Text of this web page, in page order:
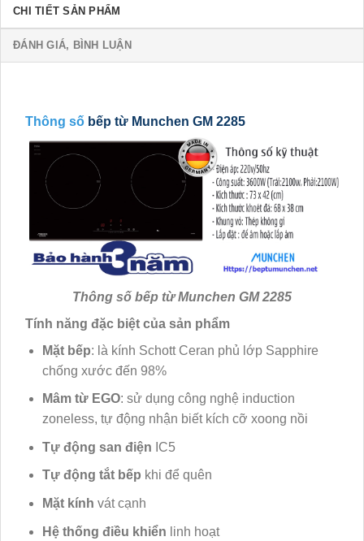
CHI TIẾT SẢN PHẨM
ĐÁNH GIÁ, BÌNH LUẬN
Thông số bếp từ Munchen GM 2285
Thông số bếp từ Munchen GM 2285
Tính năng đặc biệt của sản phẩm
Mặt bếp: là kính Schott Ceran phủ lớp Sapphire
chống xước đến 98%
Mâm từ EGO: sử dụng công nghệ induction
zoneless, tự động nhận biết kích cỡ xoong nồi
Tự động san điện IC5
Tự động tắt bếp khi để quên
Mặt kính vát cạnh
Hệ thống điều khiển linh hoạt